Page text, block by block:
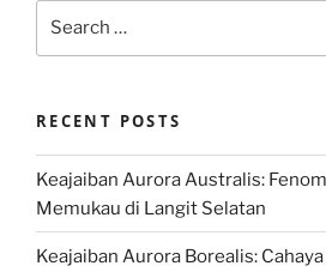
RECENT POSTS
Keajaiban Aurora Australis:
Memukau di Langit Selatan
Keajaiban Aurora Borealis: